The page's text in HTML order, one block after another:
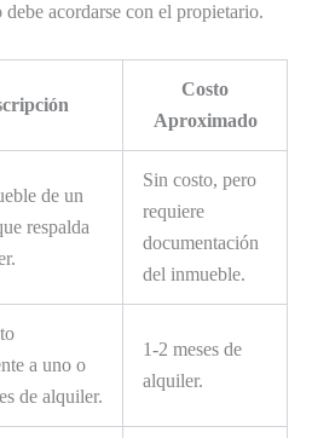
acordarse con el propietario.
Costo
Aproximado
de un
respalda
Sin costo, pero
requiere
documentación
del inmueble.
a uno o
de alquiler.
1-2 meses de
alquiler.